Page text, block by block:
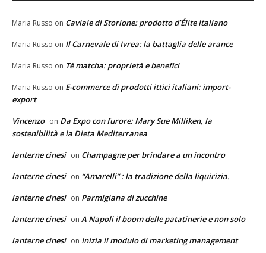
Maria Russo on Caviale di Storione: prodotto d’Élite Italiano
Maria Russo on Il Carnevale di Ivrea: la battaglia delle arance
Maria Russo on Tè matcha: proprietà e benefici
Maria Russo on E-commerce di prodotti ittici italiani: import-
export
Vincenzo on Da Expo con furore: Mary Sue Milliken, la
sostenibilità e la Dieta Mediterranea
lanterne cinesi on Champagne per brindare a un incontro
lanterne cinesi on “Amarelli” : la tradizione della liquirizia.
lanterne cinesi on Parmigiana di zucchine
lanterne cinesi on A Napoli il boom delle patatinerie e non solo
lanterne cinesi on Inizia il modulo di marketing management